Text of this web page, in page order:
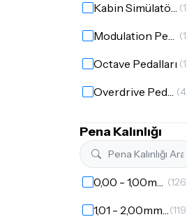
Kabin Simülatörü
Modulation Pedalları
Octave Pedalları
Overdrive Pedalları
Synth Pedalları
Vibrato Pedalları (5)
Volume Pedalları (6)
Pena Kalınlığı
0,00 - 1,00mm Penalar
1,01 - 2,00mm Penalar